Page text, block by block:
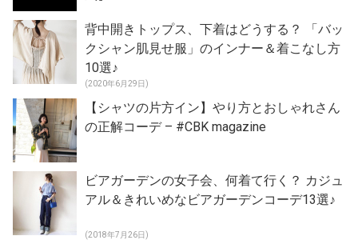
背中開きトップス、下着はどうする？ 「バッ
クシャン肌見せ服」のインナー＆着こなし方
10選♪
(2020年6月29日)
【シャツの片方イン】やり方とおしゃれさん
の正解コーデ – #CBK magazine
ビアガーデンの女子会、何着て行く？ カジュ
アル＆きれいめなビアガーデンコーデ13選♪
(2018年7月26日)